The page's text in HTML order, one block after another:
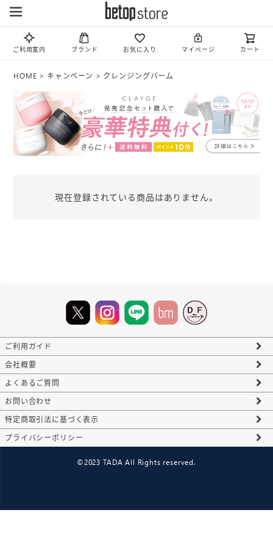
ご利用案内 ブランド お気に入り マイページ カート
HOME キャンペーン クレンジングバーム
現在登録されている商品はありません。
ご利用ガイド
会社概要
よくあるご質問
お問い合わせ
特定商取引法に基づく表示
プライバシーポリシー
©2023 TADA All Rights reserved.